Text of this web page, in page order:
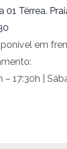
01 Térrea.
em
17:30h |